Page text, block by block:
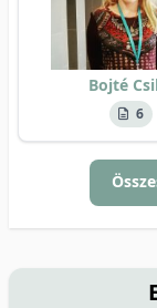
Bojté
6